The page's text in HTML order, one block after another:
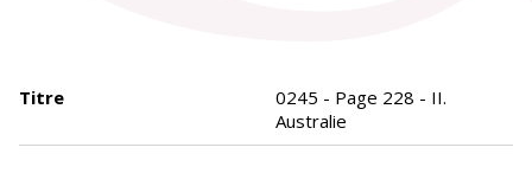
Titre
0245 - Page 228 - II.
Australie